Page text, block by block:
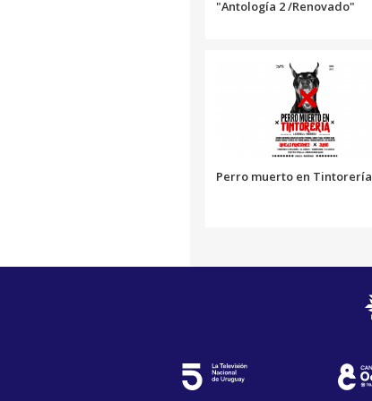
"Antología 2 /Renovado"
Perro muerto en Tintorería